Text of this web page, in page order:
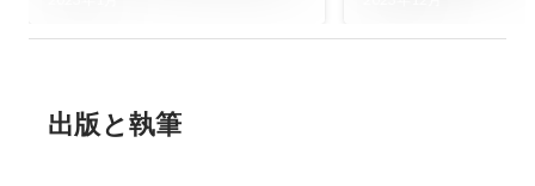
出版と執筆